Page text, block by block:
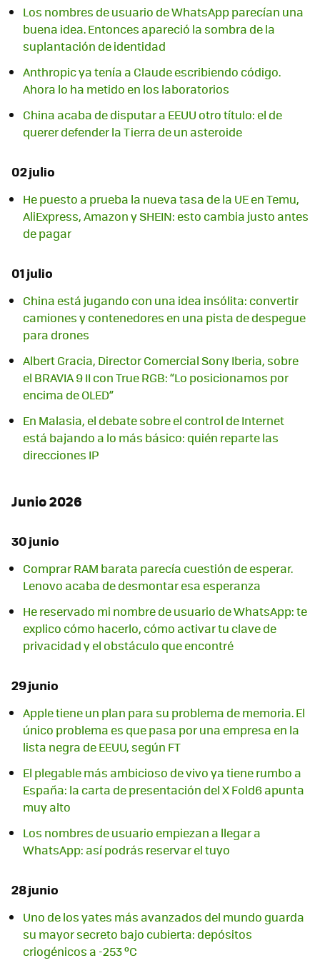
Los nombres de usuario de WhatsApp parecían una
buena idea. Entonces apareció la sombra de la
suplantación de identidad
Anthropic ya tenía a Claude escribiendo código.
Ahora lo ha metido en los laboratorios
China acaba de disputar a EEUU otro título: el de
querer defender la Tierra de un asteroide
02 julio
He puesto a prueba la nueva tasa de la UE en Temu,
AliExpress, Amazon y SHEIN: esto cambia justo antes
de pagar
01 julio
China está jugando con una idea insólita: convertir
camiones y contenedores en una pista de despegue
para drones
Albert Gracia, Director Comercial Sony Iberia, sobre
el BRAVIA 9 II con True RGB: “Lo posicionamos por
encima de OLED”
En Malasia, el debate sobre el control de Internet
está bajando a lo más básico: quién reparte las
direcciones IP
Junio 2026
30 junio
Comprar RAM barata parecía cuestión de esperar.
Lenovo acaba de desmontar esa esperanza
He reservado mi nombre de usuario de WhatsApp: te
explico cómo hacerlo, cómo activar tu clave de
privacidad y el obstáculo que encontré
29 junio
Apple tiene un plan para su problema de memoria. El
único problema es que pasa por una empresa en la
lista negra de EEUU, según FT
El plegable más ambicioso de vivo ya tiene rumbo a
España: la carta de presentación del X Fold6 apunta
muy alto
Los nombres de usuario empiezan a llegar a
WhatsApp: así podrás reservar el tuyo
28 junio
Uno de los yates más avanzados del mundo guarda
su mayor secreto bajo cubierta: depósitos
criogénicos a -253 ºC